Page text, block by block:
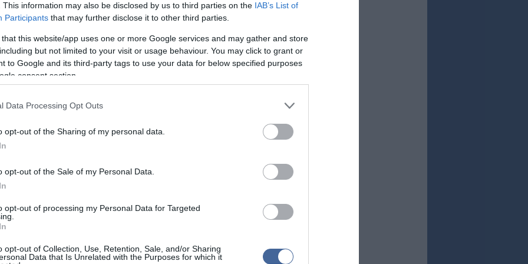
This information may also be disclosed by us to third parties on the IAB’s List of
Participants that may further disclose it to other third parties.
that this website/app uses one or more Google services and may gather and store
but not limited to your visit or usage behaviour. You may click to grant or
to Google and its third-party tags to use your data for below specified purposes
consent section.
Data Processing Opt Outs
opt-out of the Sharing of my personal data.
opt-out of the Sale of my Personal Data.
opt-out of processing my Personal Data for Targeted
opt-out of Collection, Use, Retention, Sale, and/or Sharing
Data that Is Unrelated with the Purposes for which it
243 millió font veszteséget könyvelt el, szemben
font nyereséggel.
széles körben globális FinTech nagyágyúnak
banki és kereskedési szolgáltatások széles
biztosításoktól és az üzleti számláktól kezdve. A
kihívást jelentett az Egyesült Királyságban a
által nyújtott finanszírozás a Revolut ambiciózus
engedély megszerzésének nehézségei azonban
elé állítják a vállalatot.
hozott a befektetési környezetben, különösen a
potenciállal rendelkező technológiai piacokon, mivel
a kihívásokkal teli piaci háttér portfóliónk értékének
és az idei évben a befektetéseink aktív
összpontosítottunk, miközben úgy alakítottuk át